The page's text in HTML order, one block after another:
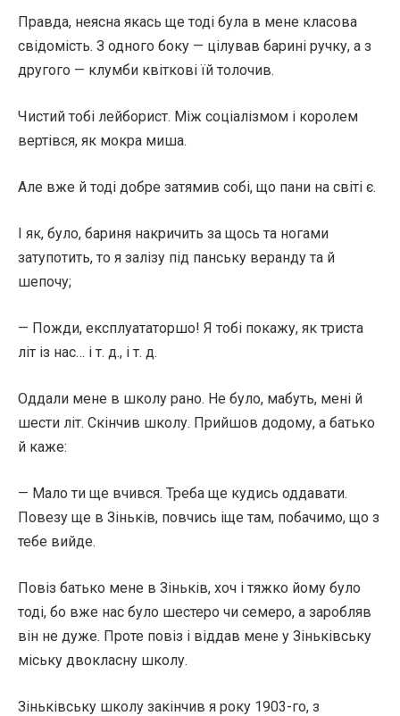
Правда, неясна якась ще тоді була в мене класова
свідомість. З одного боку — цілував барині ручку, а з
другого — клумби квіткові їй толочив.
Чистий тобі лейборист. Між соціалізмом і королем
вертівся, як мокра миша.
Але вже й тоді добре затямив собі, що пани на світі є.
І як, було, бариня накричить за щось та ногами
затупотить, то я залізу під панську веранду та й
шепочу;
— Пожди, експлуататоршо! Я тобі покажу, як триста
літ із нас… і т. д., і т. д.
Оддали мене в школу рано. Не було, мабуть, мені й
шести літ. Скінчив школу. Прийшов додому, а батько
й каже:
— Мало ти ще вчився. Треба ще кудись оддавати.
Повезу ще в Зіньків, повчись іще там, побачимо, що з
тебе вийде.
Повіз батько мене в Зіньків, хоч і тяжко йому було
тоді, бо вже нас було шестеро чи семеро, а заробляв
він не дуже. Проте повіз і віддав мене у Зіньківську
міську двокласну школу.
Зіньківську школу закінчив я року 1903-го, з